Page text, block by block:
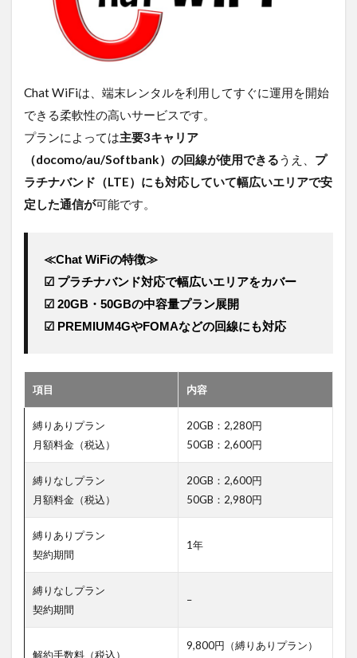
ます
か？
5.3.2
で契約
するこ
請求書
払い・
替など
法人向
が選べ
るほ
数台契
約の割
に適し
た特典
を受け
やすく
なりま
す。ま
た、経
費処理
もしや
理面で
もメリ
ットが
Chat WiFiは、端末レンタルを利用してすぐに運用を開始
できる柔軟性の高いサービスです。
プランによっては主要3キャリア
（docomo/au/Softbank）の回線が使用できるうえ、 プ
ラチナバンド（LTE）にも対応していて幅広いエリアで安
定した通信が可能です。
≪Chat WiFiの特徴≫
☑ プラチナバンド対応で幅広いエリアをカバー
☑ 20GB・50GBの中容量プラン展開
☑ PREMIUM4GやFOMAなどの回線にも対応
項目 内容
縛りありプラン
月額料金（税込）
20GB：2,280円
50GB：2,600円
縛りなしプラン
月額料金（税込）
20GB：2,600円
50GB：2,980円
縛りありプラン
契約期間
1年
縛りなしプラン
契約期間
–
解約手数料（税込）
9,800円（縛りありプラン）